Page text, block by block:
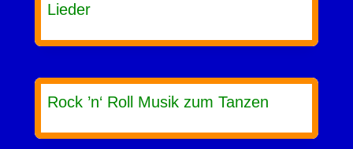
Lieder
Rock ’n‘ Roll Musik zum Tanzen